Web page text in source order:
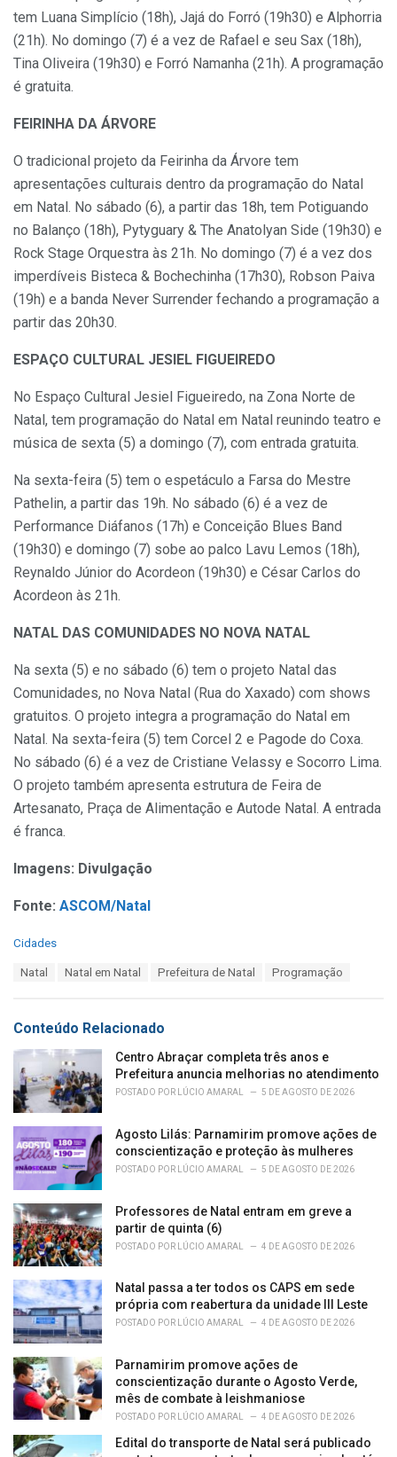
tem Luana Simplício (18h), Jajá do Forró (19h30) e Alphorria
(21h). No domingo (7) é a vez de Rafael e seu Sax (18h),
Tina Oliveira (19h30) e Forró Namanha (21h). A programação
é gratuita.
FEIRINHA DA ÁRVORE
O tradicional projeto da Feirinha da Árvore tem
apresentações culturais dentro da programação do Natal
em Natal. No sábado (6), a partir das 18h, tem Potiguando
no Balanço (18h), Pytyguary & The Anatolyan Side (19h30) e
Rock Stage Orquestra às 21h. No domingo (7) é a vez dos
imperdíveis Bisteca & Bochechinha (17h30), Robson Paiva
(19h) e a banda Never Surrender fechando a programação a
partir das 20h30.
ESPAÇO CULTURAL JESIEL FIGUEIREDO
No Espaço Cultural Jesiel Figueiredo, na Zona Norte de
Natal, tem programação do Natal em Natal reunindo teatro e
música de sexta (5) a domingo (7), com entrada gratuita.
Na sexta-feira (5) tem o espetáculo a Farsa do Mestre
Pathelin, a partir das 19h. No sábado (6) é a vez de
Performance Diáfanos (17h) e Conceição Blues Band
(19h30) e domingo (7) sobe ao palco Lavu Lemos (18h),
Reynaldo Júnior do Acordeon (19h30) e César Carlos do
Acordeon às 21h.
NATAL DAS COMUNIDADES NO NOVA NATAL
Na sexta (5) e no sábado (6) tem o projeto Natal das
Comunidades, no Nova Natal (Rua do Xaxado) com shows
gratuitos. O projeto integra a programação do Natal em
Natal. Na sexta-feira (5) tem Corcel 2 e Pagode do Coxa.
No sábado (6) é a vez de Cristiane Velassy e Socorro Lima.
O projeto também apresenta estrutura de Feira de
Artesanato, Praça de Alimentação e Autode Natal. A entrada
é franca.
Imagens: Divulgação
Fonte: ASCOM/Natal
C
o
r
i
s
:
Cidades
:
Natal Natal em Natal Prefeitura de Natal Programação
Conteúdo Relacionado
Centro Abraçar completa três anos e
Prefeitura anuncia melhorias no atendimento
POSTADO POR LÚCIO AMARAL 5 DE AGOSTO DE 2026
Agosto Lilás: Parnamirim promove ações de
conscientização e proteção às mulheres
POSTADO POR LÚCIO AMARAL 5 DE AGOSTO DE 2026
Professores de Natal entram em greve a
partir de quinta (6)
POSTADO POR LÚCIO AMARAL 4 DE AGOSTO DE 2026
Natal passa a ter todos os CAPS em sede
própria com reabertura da unidade III Leste
POSTADO POR LÚCIO AMARAL 4 DE AGOSTO DE 2026
Parnamirim promove ações de
conscientização durante o Agosto Verde,
mês de combate à leishmaniose
POSTADO POR LÚCIO AMARAL 4 DE AGOSTO DE 2026
Edital do transporte de Natal será publicado